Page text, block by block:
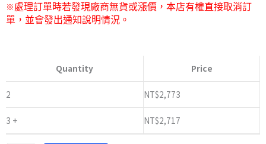
※處理訂單時若發現廠商無貨或漲價，本店有權直接取消訂
單，並會發出通知說明情況。
Quantity Price
2 NT$2,773
3 + NT$2,717
製
造
武
機